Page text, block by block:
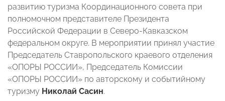
развитию туризма Координационного совета при
полномочном представителе Президента
Российской Федерации в Северо-Кавказском
федеральном округе. В мероприятии принял участие
Председатель Ставропольского краевого отделения
«ОПОРЫ РОССИИ», Председатель Комиссии
«ОПОРЫ РОССИИ» по авторскому и событийному
туризму Николай Сасин.